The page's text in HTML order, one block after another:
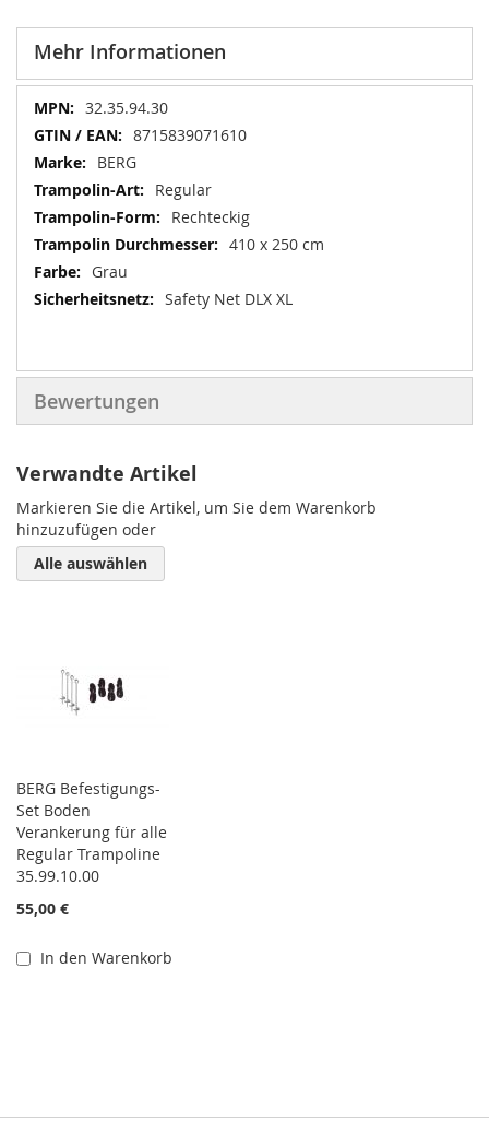
Mehr Informationen
Mehr
Informationen
32.35.94.30
8715839071610
BERG
Regular
Rechteckig
410 x 250 cm
Grau
Safety Net DLX XL
Bewertungen
Verwandte Artikel
Markieren Sie die Artikel, um Sie dem Warenkorb
hinzuzufügen oder
Alle auswählen
BERG Befestigungs-
Set Boden
Verankerung für alle
Regular Trampoline
35.99.10.00
55,00 €
In den Warenkorb